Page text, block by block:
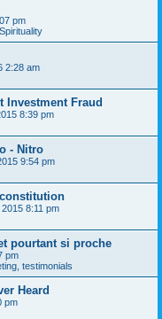
pm
2:28 am
Investment Fraud
8:39 pm
- Nitro
9:54 pm
8:11 pm
pourtant si proche
pm
testimonials
Heard
pm